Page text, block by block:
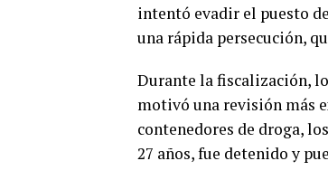
intentó evadir el puesto
una rápida persecución,
Durante la fiscalización,
motivó una revisión más
contenedores de droga,
27 años, fue detenido y